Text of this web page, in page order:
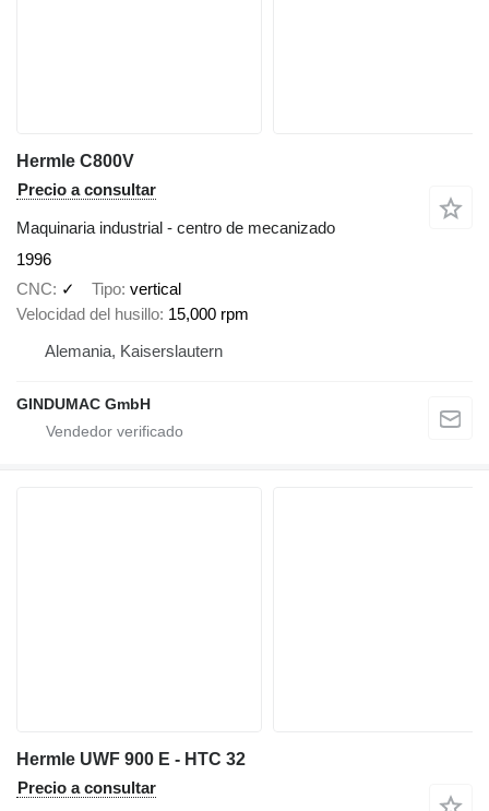
Hermle C800V
Precio a consultar
Maquinaria industrial - centro de mecanizado
1996
CNC
✓ Tipo vertical
Velocidad del husillo 15,000 rpm
Alemania, Kaiserslautern
GINDUMAC GmbH
Hermle UWF 900 E - HTC 32
Precio a consultar